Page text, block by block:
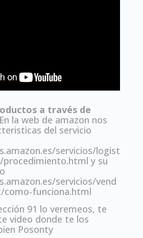
a través de
la web de amazon nos
del servicio
servicios/logist
procedimiento.html y su
servicios/vend
como-funciona.html
91 lo veremeos, te
video donde te los
Posonty